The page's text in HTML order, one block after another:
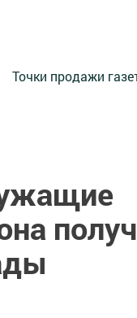
Точки продажи